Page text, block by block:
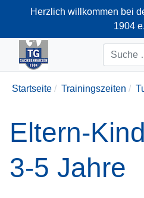
Herzlich willkommen bei
1904
Suchen
Startseite Trainingszeiten
Eltern-
3-5 Jahre